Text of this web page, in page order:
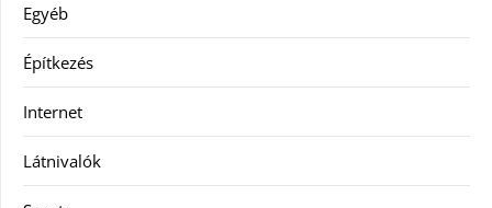
Egyéb
Építkezés
Internet
Látnivalók